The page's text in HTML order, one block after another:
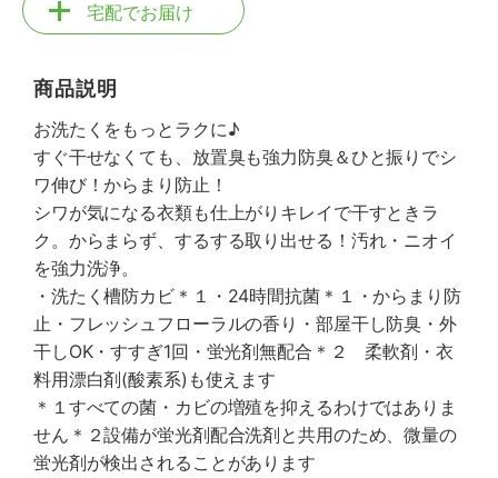
宅配でお届け
商品説明
お洗たくをもっとラクに♪
すぐ干せなくても、放置臭も強力防臭＆ひと振りでシ
ワ伸び！からまり防止！
シワが気になる衣類も仕上がりキレイで干すときラ
ク。からまらず、するする取り出せる！汚れ・ニオイ
を強力洗浄。
・洗たく槽防カビ＊１・24時間抗菌＊１・からまり防
止・フレッシュフローラルの香り・部屋干し防臭・外
干しOK・すすぎ1回・蛍光剤無配合＊２ 柔軟剤・衣
料用漂白剤(酸素系)も使えます
＊１すべての菌・カビの増殖を抑えるわけではありま
せん＊２設備が蛍光剤配合洗剤と共用のため、微量の
蛍光剤が検出されることがあります